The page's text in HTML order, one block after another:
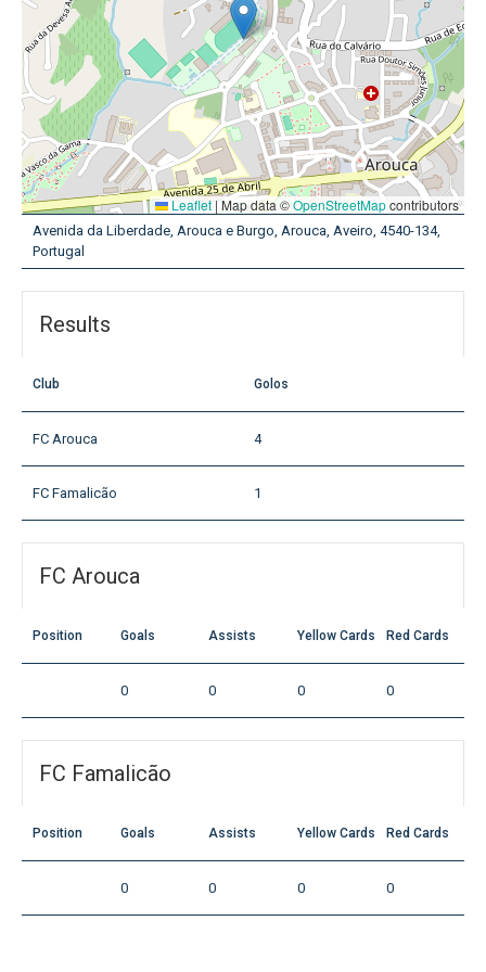
Leaflet | Map data ©OpenStreetMapcontributors
Avenida da Liberdade, Arouca e Burgo, Arouca, Aveiro, 4540-134,
Portugal
Results
Club Golos
FC Arouca 4
FC Famalicão 1
FC Arouca
Position Goals Assists Yellow Cards Red Cards
0 0 0 0
FC Famalicão
Position Goals Assists Yellow Cards Red Cards
0 0 0 0